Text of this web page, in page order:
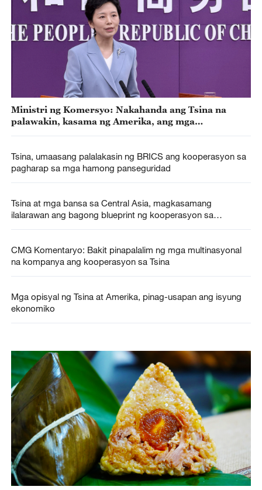
Ministri ng Komersyo: Nakahanda ang Tsina na
palawakin, kasama ng Amerika, ang mga
Tsina, umaasang palalakasin ng BRICS ang kooperasyon sa
pagharap sa mga hamong panseguridad
Tsina at mga bansa sa Central Asia, magkasamang
ilalarawan ang bagong blueprint ng kooperasyon sa
CMG Komentaryo: Bakit pinapalalim ng mga multinasyonal
na kompanya ang kooperasyon sa Tsina
Mga opisyal ng Tsina at Amerika, pinag-usapan ang isyung
ekonomiko